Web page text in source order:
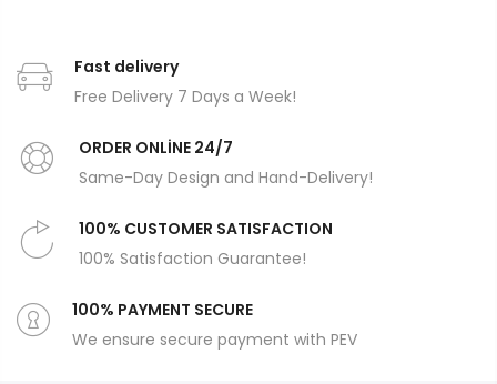
Fast delivery
Free Delivery 7 Days a Week!
ORDER ONLİNE 24/7
Same-Day Design and Hand-Delivery!
100% CUSTOMER SATISFACTION
100% Satisfaction Guarantee!
100% PAYMENT SECURE
We ensure secure payment with PEV